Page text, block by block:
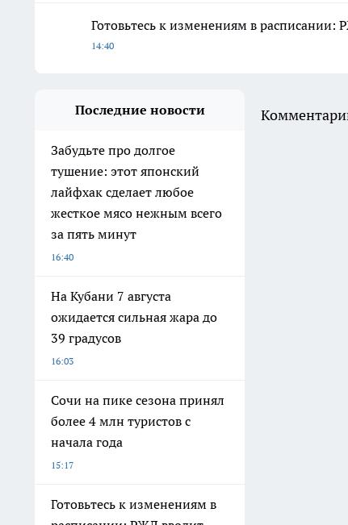
Готовьтесь к изменениям в
14:40
Последние новости
Забудьте про долгое
тушение: этот японский
лайфхак сделает любое
жесткое мясо нежным всего
за пять минут
16:40
На Кубани 7 августа
ожидается сильная жара до
39 градусов
16:03
Сочи на пике сезона принял
более 4 млн туристов с
начала года
15:17
Готовьтесь к изменениям в